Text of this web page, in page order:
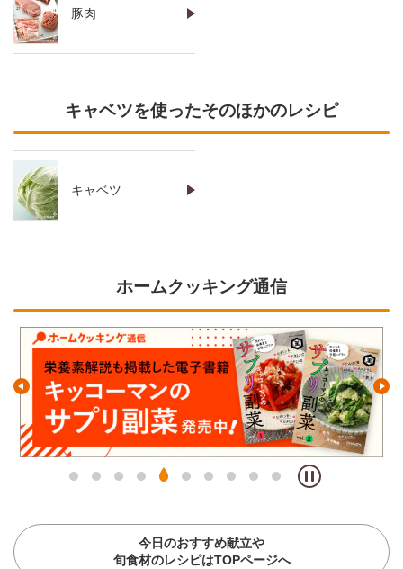
豚肉
キャベツを使ったそのほかのレシピ
キャベツ
ホームクッキング通信
今日のおすすめ献立や
旬食材のレシピはTOPページへ